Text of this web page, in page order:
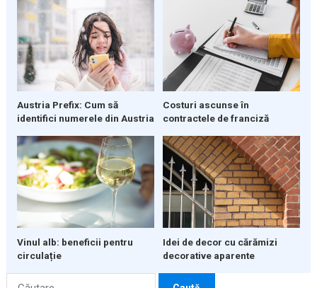
Austria Prefix: Cum să
identifici numerele din Austria
Costuri ascunse în
contractele de franciză
Vinul alb: beneficii pentru
circulație
Idei de decor cu cărămizi
decorative aparente
Caută